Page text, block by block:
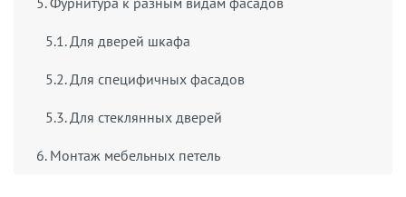
5.1. Для дверей шкафа
5.2. Для специфичных фасадов
5.3. Для стеклянных дверей
6. Монтаж мебельных петель